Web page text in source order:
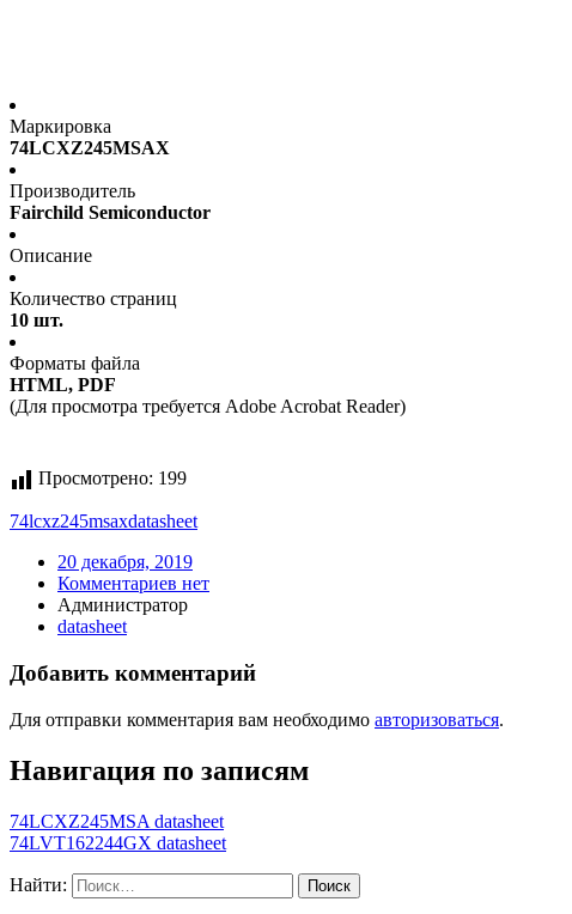
Маркировка
74LCXZ245MSAX
Производитель
Fairchild Semiconductor
Описание
Количество страниц
10 шт.
Форматы файла
HTML, PDF
(Для просмотра требуется Adobe Acrobat Reader)
Просмотрено: 199
74lcxz245msaxdatasheet
20 декабря, 2019
Комментариев нет
Администратор
datasheet
Добавить комментарий
Для отправки комментария вам необходимо авторизоваться.
Навигация по записям
74LCXZ245MSA datasheet
74LVT162244GX datasheet
Найти: